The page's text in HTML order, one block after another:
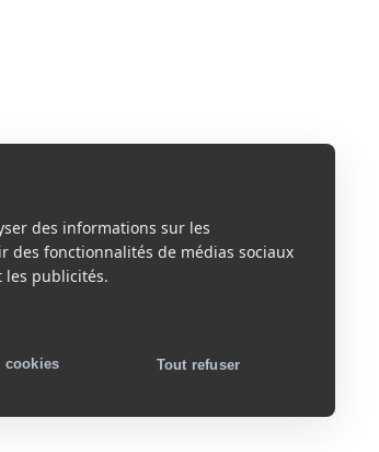
des informations sur les
fonctionnalités de médias sociaux
les publicités.
cookies Tout refuser